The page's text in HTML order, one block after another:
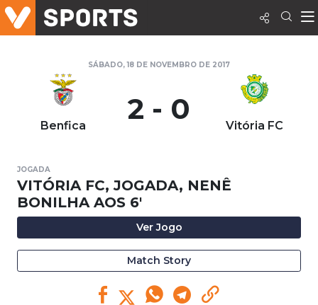
SÁBADO, 18 DE NOVEMBRO DE 2017
Benfica 2 - 0 Vitória FC
JOGADA
VITÓRIA FC, JOGADA, NENÊ
BONILHA AOS 6'
Ver Jogo
Match Story